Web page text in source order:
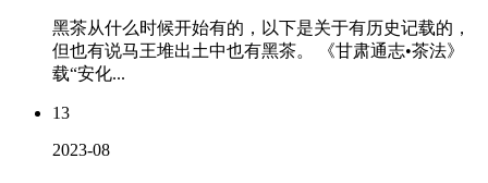
黑茶从什么时候开始有的，以下是关于有历史记载的，
但也有说马王堆出土中也有黑茶。 《甘肃通志•茶法》
载“安化...
13
2023-08